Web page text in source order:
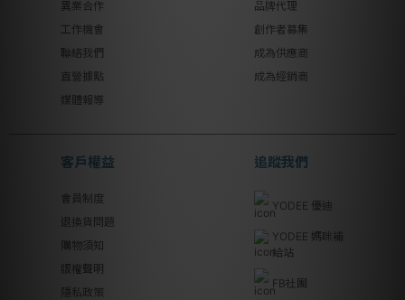
異業合作
工作機會
聯絡我們
直營據點
媒體報導
品牌代理
創作者募集
成為供應商
成為經銷商
客戶權益
會員制度
退換貨問題
購物須知
版權聲明
隱私政策
追蹤我們
YODEE 優迪
YODEE 媽咪補
給站
FB社團